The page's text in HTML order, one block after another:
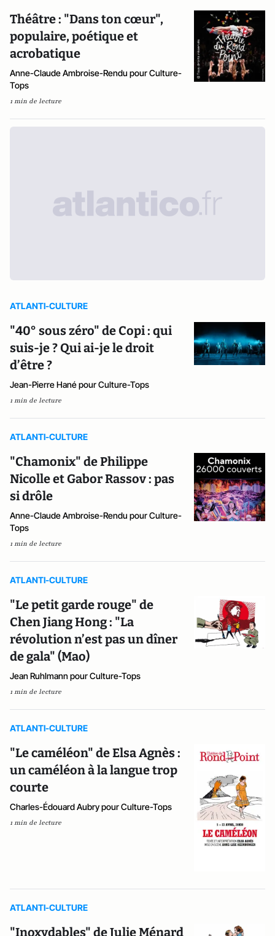
Théâtre : "Dans ton cœur",
populaire, poétique et
acrobatique
Anne-Claude Ambroise-Rendu pour Culture-
Tops
1 min de lecture
ATLANTI-CULTURE
"40° sous zéro" de Copi : qui
suis-je ? Qui ai-je le droit
d’être ?
Jean-Pierre Hané pour Culture-Tops
1 min de lecture
ATLANTI-CULTURE
"Chamonix" de Philippe
Nicolle et Gabor Rassov : pas
si drôle
Anne-Claude Ambroise-Rendu pour Culture-
Tops
1 min de lecture
ATLANTI-CULTURE
"Le petit garde rouge" de
Chen Jiang Hong : "La
révolution n’est pas un dîner
de gala" (Mao)
Jean Ruhlmann pour Culture-Tops
1 min de lecture
ATLANTI-CULTURE
"Le caméléon" de Elsa Agnès :
un caméléon à la langue trop
courte
Charles-Édouard Aubry pour Culture-Tops
1 min de lecture
ATLANTI-CULTURE
"Inoxydables" de Julie Ménard